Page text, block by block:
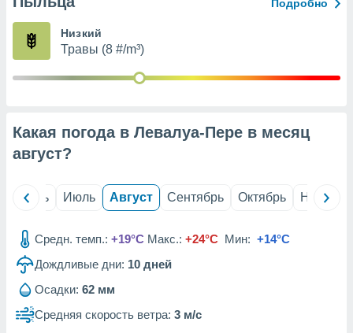
из
рекламы
сведения
Подробно
Низкий
Травы (8 #/m³)
Какая погода в Левалуа-Пере в месяц
август?
Июнь Июль Август Сентябрь Октябрь Ноябрь
Средн. темп.: +19°C Макс.: +24°C Мин: +14°C
Дождливые дни: 10 дней
Осадки: 62 мм
Средняя скорость ветра: 3 м/с